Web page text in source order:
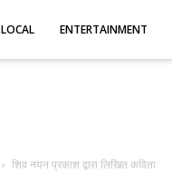
LOCAL ENTERTAINMENT
› शिव नयन प्रकाश द्वारा लिखित कविता